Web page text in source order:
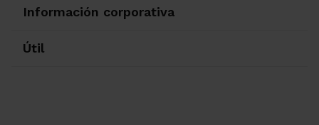
Información corporativa
Útil